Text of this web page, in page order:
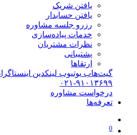
یافتن شریک
یافتن حسابدار
رزرو جلسه مشاوره
خدمات پیاده‌سازی
نظرات مشتریان
پشتیبانی
ارتقاها
گیت‌هاب یوتیوب لینکدین
۰۲۱-۹۱۰۱۳۶۹۹
درخواست مشاوره
تعرفه‌ها
0